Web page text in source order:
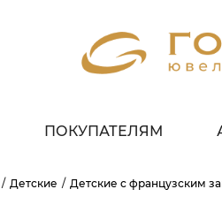
ПОКУПАТЕЛЯМ
Детские Детские с французским